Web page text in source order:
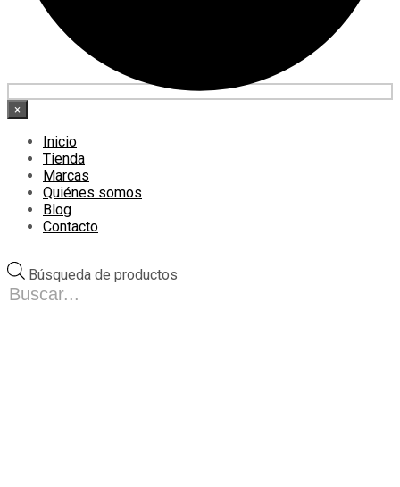
×
Inicio
Tienda
Marcas
Quiénes somos
Blog
Contacto
Búsqueda de productos